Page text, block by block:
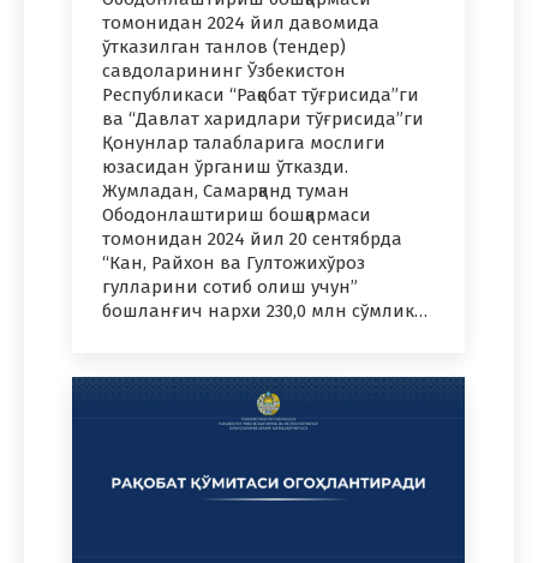
томонидан 2024 йил давомида
ўтказилган танлов (тендер)
савдоларининг Ўзбекистон
Республикаси “Рақобат тўғрисида”ги
ва “Давлат харидлари тўғрисида”ги
Қонунлар талабларига мослиги
юзасидан ўрганиш ўтказди.
Жумладан, Самарқанд туман
Ободонлаштириш бошқармаси
томонидан 2024 йил 20 сентябрда
“Кан, Райхон ва Гултожихўроз
гулларини сотиб олиш учун”
бошланғич нархи 230,0 млн сўмлик…